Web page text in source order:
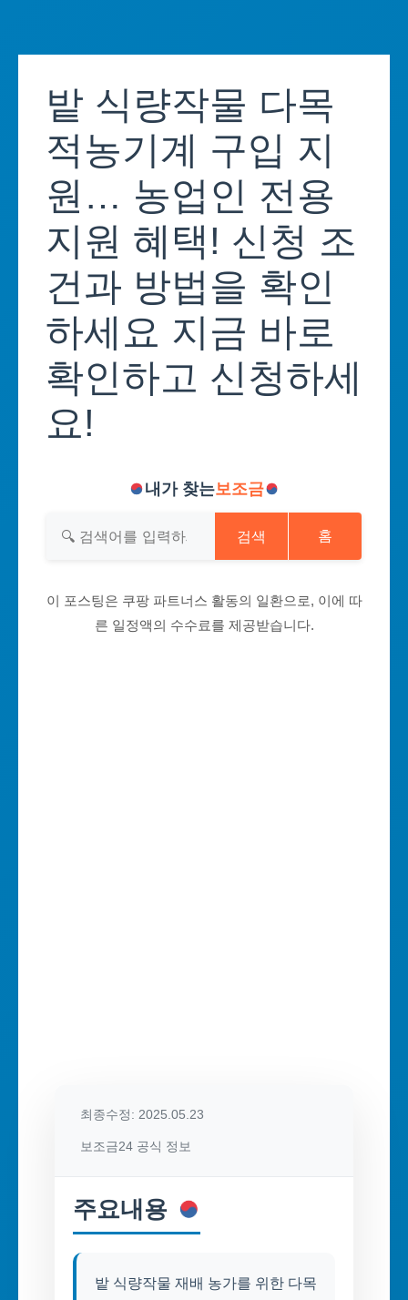
content밭 식량작물 다목
적농기계 구입 지
원… 농업인 전용
지원 혜택! 신청 조
건과 방법을 확인
하세요 지금 바로
확인하고 신청하세
요!
내가 찾는보조금
검색 홈
이 포스팅은 쿠팡 파트너스 활동의 일환으로, 이에 따
른 일정액의 수수료를 제공받습니다.
최종수정: 2025.05.23
보조금24 공식 정보
주요내용
밭 식량작물 재배 농가를 위한 다목